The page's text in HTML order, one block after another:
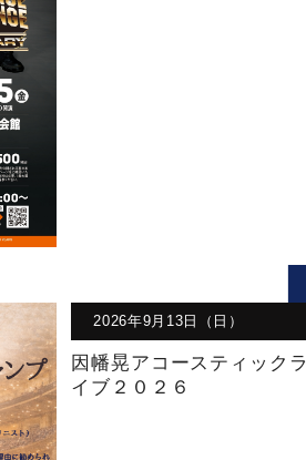
2026年9月13日（日）
因幡晃アコースティックラ
イブ２０２６